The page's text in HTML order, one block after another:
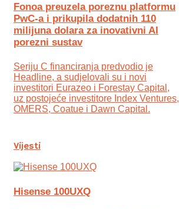
Fonoa preuzela poreznu platformu
PwC-a i prikupila dodatnih 110
milijuna dolara za inovativni AI
porezni sustav
Seriju C financiranja predvodio je
Headline, a sudjelovali su i novi
investitori Eurazeo i Forestay Capital,
uz postojeće investitore Index Ventures,
OMERS, Coatue i Dawn Capital.
Vijesti
Hisense 100UXQ